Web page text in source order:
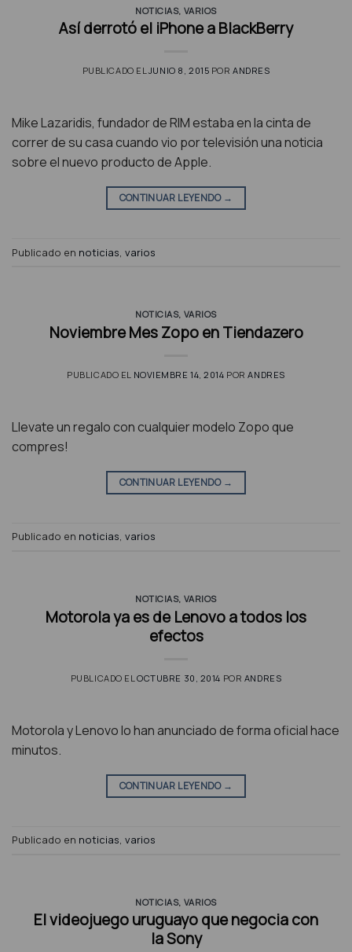
NOTICIAS, VARIOS
Así derrotó el iPhone a BlackBerry
PUBLICADO ELJUNIO 8, 2015 POR ANDRES
Mike Lazaridis, fundador de RIM estaba en la cinta de
correr de su casa cuando vio por televisión una noticia
sobre el nuevo producto de Apple.
CONTINUAR LEYENDO →
Publicado en noticias varios
NOTICIAS, VARIOS
Noviembre Mes Zopo en Tiendazero
PUBLICADO EL NOVIEMBRE 14, 2014 PORANDRES
Llevate un regalo con cualquier modelo Zopo que
compres!
CONTINUAR LEYENDO →
Publicado en noticias, varios
NOTICIAS, VARIOS
Motorola ya es de Lenovo a todos los
efectos
PUBLICADO ELOCTUBRE 30, 2014 POR ANDRES
Motorola y Lenovo lo han anunciado de forma oficial hace
minutos.
CONTINUAR LEYENDO →
Publicado en noticias, varios
NOTICIAS, VARIOS
El videojuego uruguayo que negocia con
la Sony